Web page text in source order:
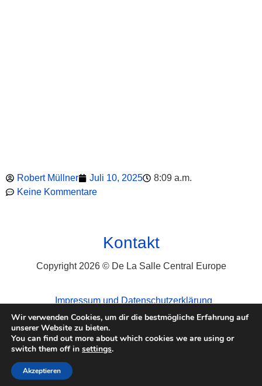
Robert Müllner Juli 10, 2025
8:09 a.m.
Keine Kommentare
Kontakt
Copyright 2026 © De La Salle Central Europe
Impressum und Datenschutzerklärung
Wir verwenden Cookies, um dir die bestmögliche Erfahrung auf
unserer Website zu bieten.
You can find out more about which cookies we are using or
switch them off in settings.
Akzeptieren